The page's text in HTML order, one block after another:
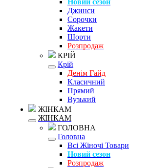
Новий сезон
Джинси
Сорочки
Жакети
Шорти
Розпродаж
КРІЙ
Крій
Денім Гайд
Класичний
Прямий
Вузький
ЖІНКАМ
ЖІНКАМ
ГОЛОВНА
Головна
Всі Жіночі Товари
Новий сезон
Розпродаж